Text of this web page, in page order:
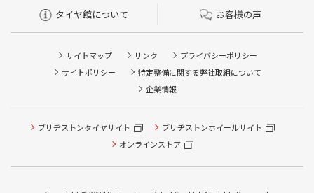
タイヤ館について お客様の声
サイトマップ リンク
プライバシーポリシー
サイトポリシー
特定整備に関する弊社取組について
企業情報
ブリヂストンタイヤサイト
ブリヂストンホイールサイト
オンラインストア
タイヤ点検・安全点検/タイヤ履き替え/オイル交換/その他
ピット作業の予約